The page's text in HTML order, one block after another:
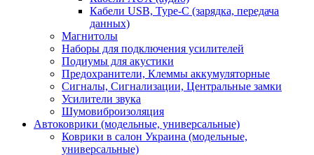
Кабели USB, Type-C (зарядка, передача
данных)
Магнитолы
Наборы для подключения усилителей
Подиумы для акустики
Предохранители, Клеммы аккумуляторные
Сигналы, Сигнализации, Центральные замки
Усилители звука
Шумовиброизоляция
Автоковрики (модельные, универсальные)
Коврики в салон Украина (модельные,
универсальные)